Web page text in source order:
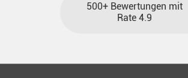
500+ Bewertungen mit
Rate 4.9